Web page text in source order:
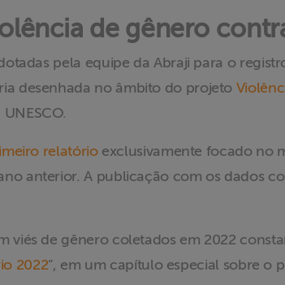
de gênero
pela equipe da Abraji para o
desenhada no âmbito do projeto
relatórioexclusivamente focado no
anterior. A publicação com os dados
viés de gênero coletados em 2022
2022”, em um capítulo especial sobre o